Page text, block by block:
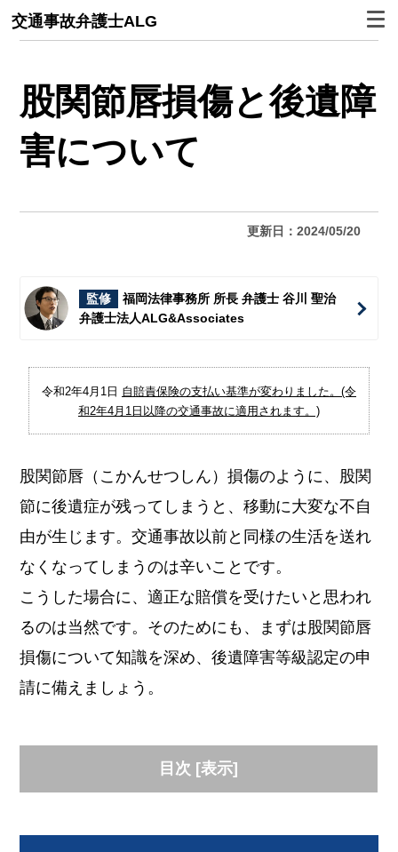
交通事故弁護士ALG
股関節唇損傷と後遺障
害について
更新日：2024/05/20
監修
福岡法律事務所 所長 弁護士 谷川 聖治
弁護士法人ALG&Associates
令和2年4月1日 自賠責保険の支払い基準が変わりました。(令
和2年4月1日以降の交通事故に適用されます。)
股関節唇（こかんせつしん）損傷のように、股関
節に後遺症が残ってしまうと、移動に大変な不自
由が生じます。交通事故以前と同様の生活を送れ
なくなってしまうのは辛いことです。
こうした場合に、適正な賠償を受けたいと思われ
るのは当然です。そのためにも、まずは股関節唇
損傷について知識を深め、後遺障害等級認定の申
請に備えましょう。
目次 [表示]